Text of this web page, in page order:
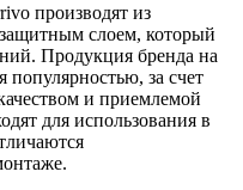
производят из
слоем, который
Продукция бренда на
популярностью, за счет
и приемлемой
для использования в